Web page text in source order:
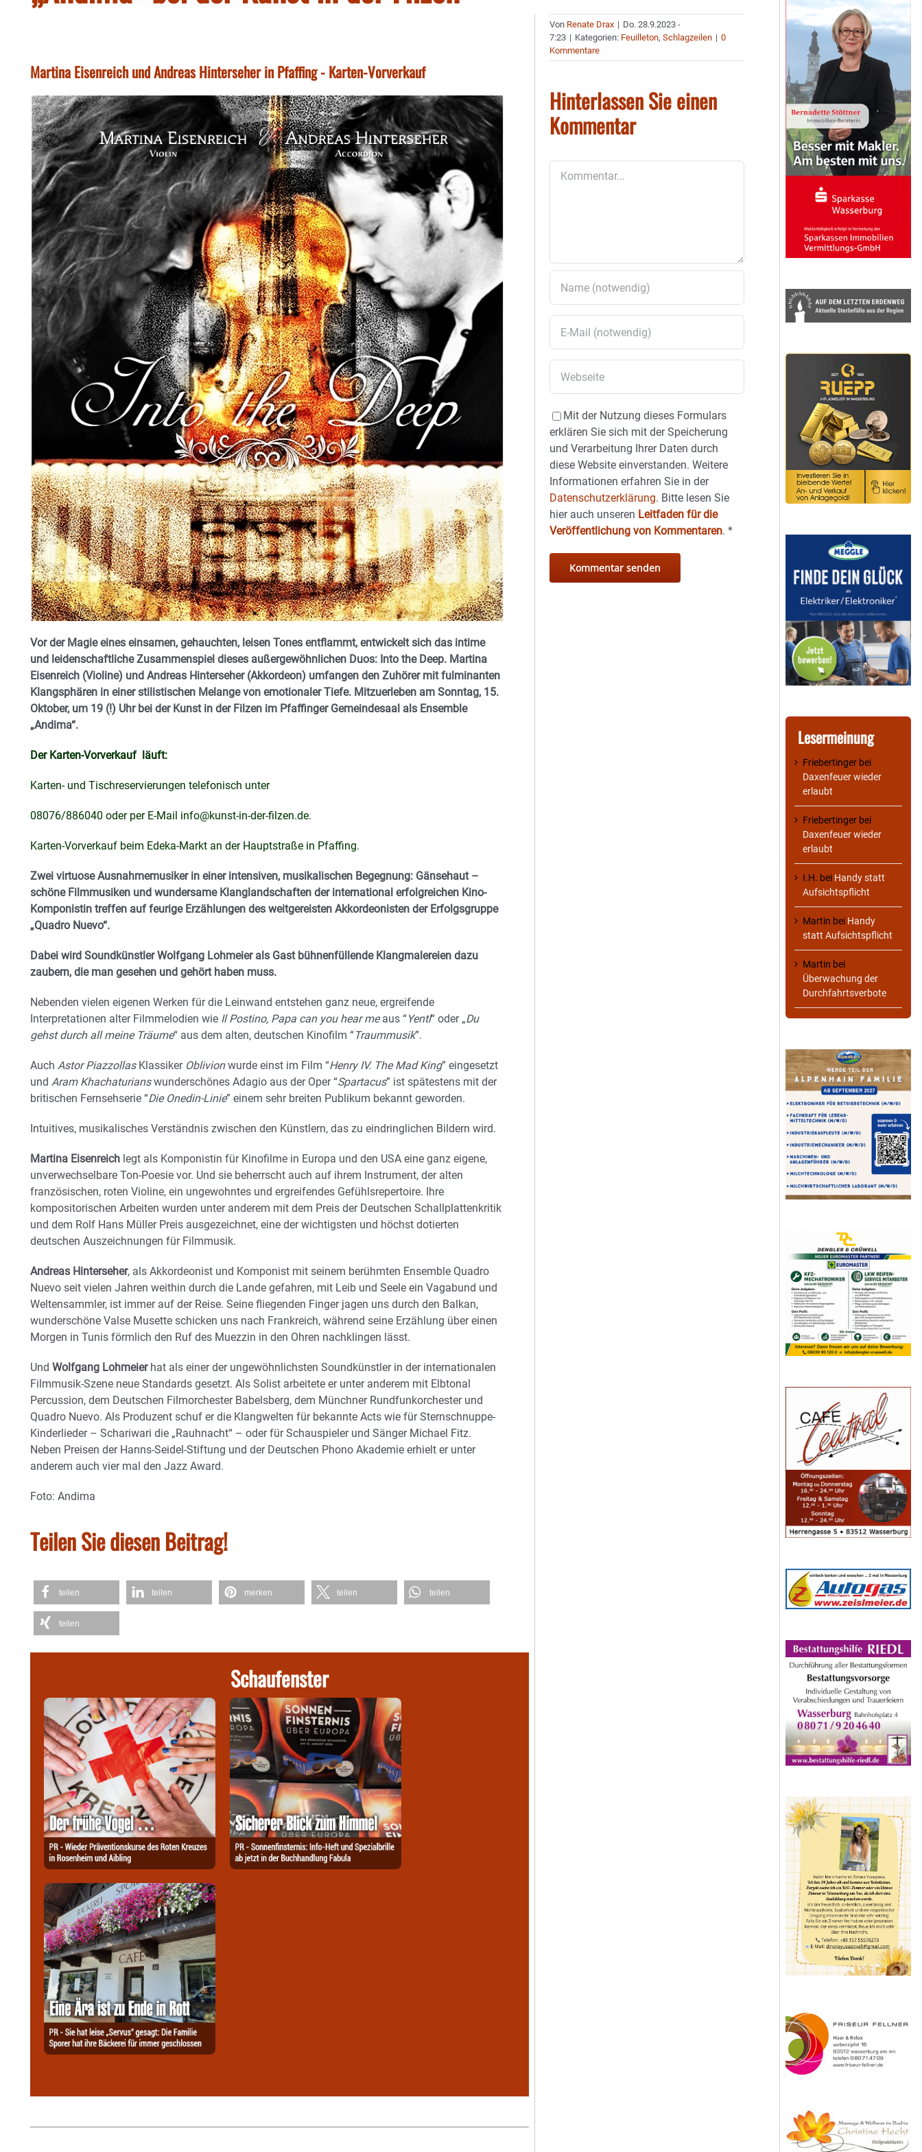
Martina Eisenreich und Andreas Hinterseher in Pfaffing - Karten-Vorverkauf
Vor der Magie eines einsamen, gehauchten, leisen Tones entflammt, entwickelt sich das intime
und leidenschaftliche Zusammenspiel dieses außergewöhnlichen Duos: Into the Deep. Martina
Eisenreich (Violine) und Andreas Hinterseher (Akkordeon) umfangen den Zuhörer mit fulminanten
Klangsphären in einer stilistischen Melange von emotionaler Tiefe. Mitzuerleben am Sonntag, 15.
Oktober, um 19 (!) Uhr bei der Kunst in der Filzen im Pfaffinger Gemeindesaal als Ensemble
„Andima“.
Der Karten-Vorverkauf läuft:
Karten- und Tischreservierungen telefonisch unter
08076/886040 oder per E-Mail info@kunst-in-der-filzen.de.
Karten-Vorverkauf beim Edeka-Markt an der Hauptstraße in Pfaffing.
Zwei virtuose Ausnahmemusiker in einer intensiven, musikalischen Begegnung: Gänsehaut –
schöne Filmmusiken und wundersame Klanglandschaften der international erfolgreichen Kino-
Komponistin treffen auf feurige Erzählungen des weitgereisten Akkordeonisten der Erfolgsgruppe
„Quadro Nuevo“.
Dabei wird Soundkünstler Wolfgang Lohmeier als Gast bühnenfüllende Klangmalereien dazu
zaubern, die man gesehen und gehört haben muss.
Nebenden vielen eigenen Werken für die Leinwand entstehen ganz neue, ergreifende
Interpretationen alter Filmmelodien wie Il Postino, Papa can you hear meaus “Yentl“ oder „Du
gehst durch all meine Träume“ aus dem alten, deutschen Kinofilm “Traummusik”.
Auch Astor PiazzollasKlassiker Oblivionwurde einst im Film “Henry IV. The Mad King” eingesetzt
und Aram Khachaturianswunderschönes Adagio aus der Oper “Spartacus” ist spätestens mit der
britischen Fernsehserie “Die Onedin-Linie” einem sehr breiten Publikum bekannt geworden.
Intuitives, musikalisches Verständnis zwischen den Künstlern, das zu eindringlichen Bildern wird.
Martina Eisenreich legt als Komponistin für Kinofilme in Europa und den USA eine ganz eigene,
unverwechselbare Ton-Poesie vor. Und sie beherrscht auch auf ihrem Instrument, der alten
französischen, roten Violine, ein ungewohntes und ergreifendes Gefühlsrepertoire. Ihre
kompositorischen Arbeiten wurden unter anderem mit dem Preis der Deutschen Schallplattenkritik
und dem Rolf Hans Müller Preis ausgezeichnet, eine der wichtigsten und höchst dotierten
deutschen Auszeichnungen für Filmmusik.
Andreas Hinterseher, als Akkordeonist und Komponist mit seinem berühmten Ensemble Quadro
Nuevo seit vielen Jahren weithin durch die Lande gefahren, mit Leib und Seele ein Vagabund und
Weltensammler, ist immer auf der Reise. Seine fliegenden Finger jagen uns durch den Balkan,
wunderschöne Valse Musette schicken uns nach Frankreich, während seine Erzählung über einen
Morgen in Tunis förmlich den Ruf des Muezzin in den Ohren nachklingen lässt.
Und Wolfgang Lohmeier hat als einer der ungewöhnlichsten Soundkünstler in der internationalen
Filmmusik-Szene neue Standards gesetzt. Als Solist arbeitete er unter anderem mit Elbtonal
Percussion, dem Deutschen Filmorchester Babelsberg, dem Münchner Rundfunkorchester und
Quadro Nuevo. Als Produzent schuf er die Klangwelten für bekannte Acts wie für Sternschnuppe-
Kinderlieder – Schariwari die „Rauhnacht“ – oder für Schauspieler und Sänger Michael Fitz.
Neben Preisen der Hanns-Seidel-Stiftung und der Deutschen Phono Akademie erhielt er unter
anderem auch vier mal den Jazz Award.
Foto: Andima
Teilen Sie diesen Beitrag!
teilen teilen merken teilen teilen
teilen
Schaufenster
Von Renate Drax | Do. 28.9.2023 -
7:23 | Kategorien: Feuilleton,Schlagzeilen | 0
Kommentare
Hinterlassen Sie einen
Kommentar
Mit der Nutzung dieses Formulars
erklären Sie sich mit der Speicherung
und Verarbeitung Ihrer Daten durch
diese Website einverstanden. Weitere
Informationen erfahren Sie in der
Datenschutzerklärung. Bitte lesen Sie
hier auch unseren Leitfaden für die
Veröffentlichung von Kommentaren.*
Lesermeinung
Friebertinger bei
Daxenfeuer wieder
erlaubt
Friebertinger bei
Daxenfeuer wieder
erlaubt
I.H. bei Handy statt
Aufsichtspflicht
Martin bei Handy
statt Aufsichtspflicht
Martin bei
Überwachung der
Durchfahrtsverbote